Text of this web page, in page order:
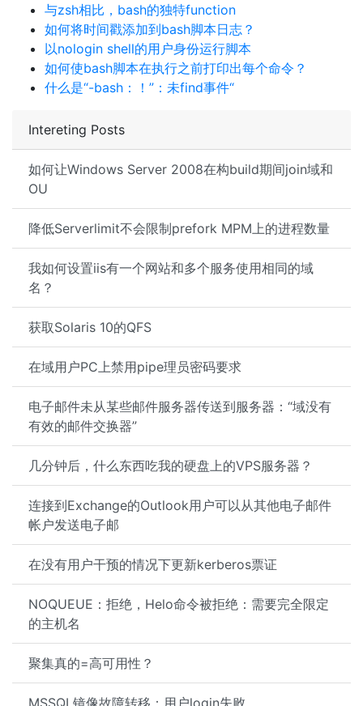
Intereting Posts
如何让Windows Server 2008在构build期间join域和
OU
降低Serverlimit不会限制prefork MPM上的进程数量
我如何设置iis有一个网站和多个服务使用相同的域
名？
获取Solaris 10的QFS
在域用户PC上禁用pipe理员密码要求
电子邮件未从某些邮件服务器传送到服务器：“域没有
有效的邮件交换器”
几分钟后，什么东西吃我的硬盘上的VPS服务器？
连接到Exchange的Outlook用户可以从其他电子邮件
帐户发送电子邮
在没有用户干预的情况下更新kerberos票证
NOQUEUE：拒绝，Helo命令被拒绝：需要完全限定
的主机名
聚集真的=高可用性？
MSSQL镜像故障转移：用户login失败
与zsh相比，bash的独特function
如何将时间戳添加到bash脚本日志？
以nologin shell的用户身份运行脚本
如何使bash脚本在执行之前打印出每个命令？
什么是“-bash：！”：未find事件“